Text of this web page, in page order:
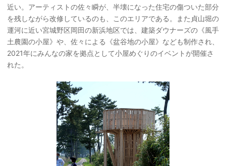
近い。アーティストの佐々瞬が、半壊になった住宅の傷ついた部分
を残しながら改修しているのも、このエリアである。また貞山堀の
運河に近い宮城野区岡田の新浜地区では、建築ダウナーズの《風手
土農園の小屋》や、佐々による《盆谷地の小屋》なども制作され、
2021年にみんなの家を拠点として小屋めぐりのイベントが開催さ
れた。